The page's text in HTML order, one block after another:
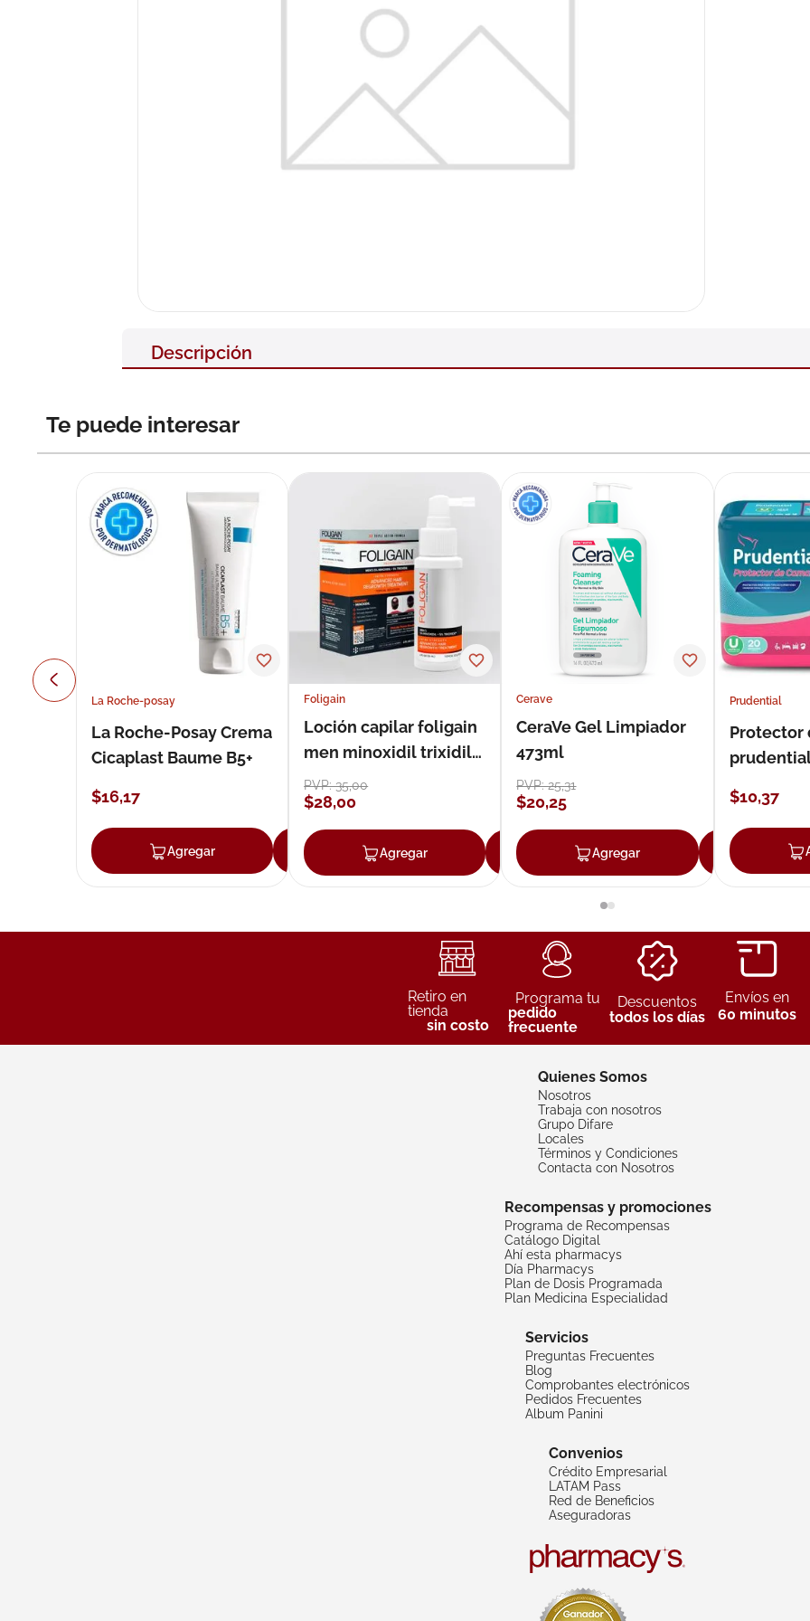
Descripción
Te puede interesar
La Roche-posay
La Roche-Posay Crema
Cicaplast Baume B5+
$16,17
Agregar Agregar
Foligain
Loción capilar foligain
men minoxidil trixidil
loción 59 ml
PVP:35,00
$28,00
Agregar Agregar
Cerave
CeraVe Gel Limpiador
473ml
PVP:25,31
$20,25
Agregar
Prudential
Protector
$10,37
Retiro en
tienda
sin costo
Programa tu
pedido
frecuente
Descuentos
todos los días
Envíos en
60 minutos
Quienes Somos
Nosotros
Trabaja con nosotros
Grupo Difare
Locales
Términos y Condiciones
Contacta con Nosotros
Recompensas y promociones
Programa de Recompensas
Catálogo Digital
Ahí esta pharmacys
Día Pharmacys
Plan de Dosis Programada
Plan Medicina Especialidad
Servicios
Preguntas Frecuentes
Blog
Comprobantes electrónicos
Pedidos Frecuentes
Album Panini
Convenios
Crédito Empresarial
LATAM Pass
Red de Beneficios
Aseguradoras
pañales